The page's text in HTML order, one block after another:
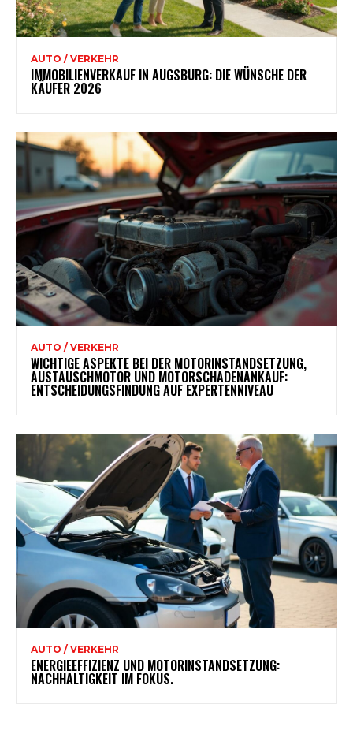
AUTO / VERKEHR
IMMOBILIENVERKAUF IN AUGSBURG: DIE WÜNSCHE DER
KÄUFER 2026
AUTO / VERKEHR
WICHTIGE ASPEKTE BEI DER MOTORINSTANDSETZUNG,
AUSTAUSCHMOTOR UND MOTORSCHADENANKAUF:
ENTSCHEIDUNGSFINDUNG AUF EXPERTENNIVEAU
AUTO / VERKEHR
ENERGIEEFFIZIENZ UND MOTORINSTANDSETZUNG:
NACHHALTIGKEIT IM FOKUS.